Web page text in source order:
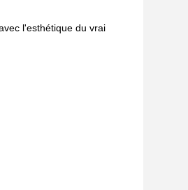
l'esthétique du vrai